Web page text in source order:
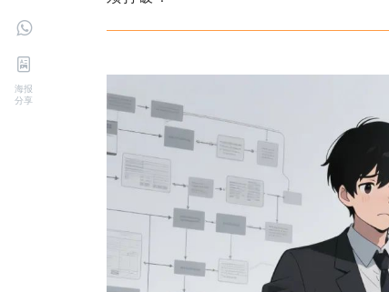
海报
分享